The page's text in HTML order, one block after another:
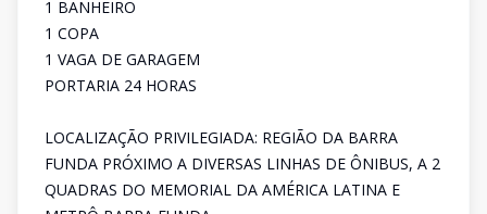
1 BANHEIRO
1 COPA
1 VAGA DE GARAGEM
PORTARIA 24 HORAS
LOCALIZAÇÃO PRIVILEGIADA: REGIÃO DA BARRA
FUNDA PRÓXIMO A DIVERSAS LINHAS DE ÔNIBUS, A 2
QUADRAS DO MEMORIAL DA AMÉRICA LATINA E